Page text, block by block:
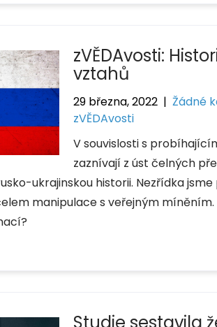
zVĚDAvosti:
vztahů
29 března, 2022 |Žádné
zVĚDAvosti
V souvislosti s
zaznívají z úst čelných
ukrajinskou historii. Nezřídka
manipulace s veřejným